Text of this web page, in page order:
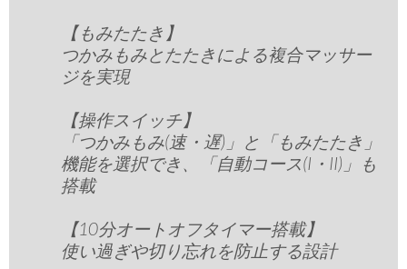
【もみたたき】
つかみもみとたたきによる複合マッサー
ジを実現
【操作スイッチ】
「つかみもみ(速・遅)」と「もみたたき」
機能を選択でき、「自動コース(I・II)」も
搭載
【10分オートオフタイマー搭載】
使い過ぎや切り忘れを防止する設計